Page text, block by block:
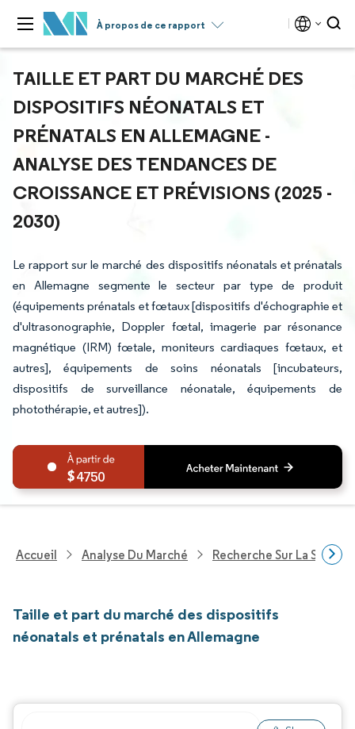
À propos de ce rapport
TAILLE ET PART DU MARCHÉ DES
DISPOSITIFS NÉONATALS ET
PRÉNATALS EN ALLEMAGNE -
ANALYSE DES TENDANCES DE
CROISSANCE ET PRÉVISIONS (2025 -
2030)
Le rapport sur le marché des dispositifs néonatals et prénatals
en Allemagne segmente le secteur par type de produit
(équipements prénatals et fœtaux [dispositifs d'échographie et
d'ultrasonographie, Doppler fœtal, imagerie par résonance
magnétique (IRM) fœtale, moniteurs cardiaques fœtaux, et
autres], équipements de soins néonatals [incubateurs,
dispositifs de surveillance néonatale, équipements de
photothérapie, et autres]).
4750
Accueil Analyse Du Marché Recherche Sur La Santé
Taille et part du marché des dispositifs
néonatals et prénatals en Allemagne